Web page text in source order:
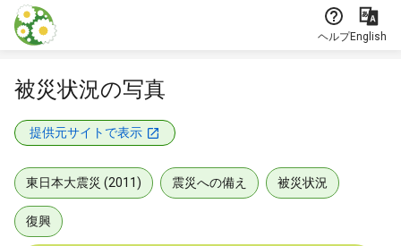
本文に飛ぶ
ヘルプEnglish
被災状況の写真
提供元サイトで表示
東日本大震災 (2011) 震災への備え 被災状況
復興